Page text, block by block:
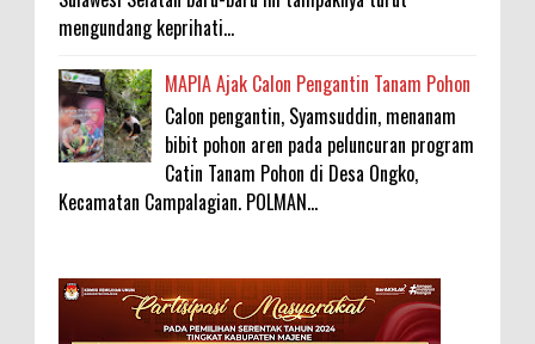
mengundang keprihati...
MAPIA Ajak Calon Pengantin Tanam Pohon
Calon pengantin, Syamsuddin, menanam
bibit pohon aren pada peluncuran program
Catin Tanam Pohon di Desa Ongko,
Kecamatan Campalagian. POLMAN...